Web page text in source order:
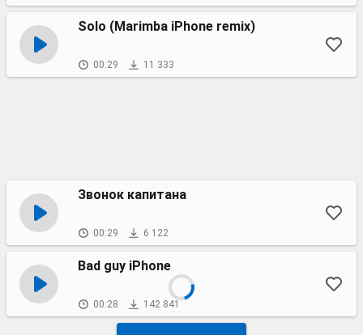
Solo (Marimba iPhone remix)
00:29 11 333
Звонок капитана
00:29 6 122
Bad guy iPhone
00:28 142 841